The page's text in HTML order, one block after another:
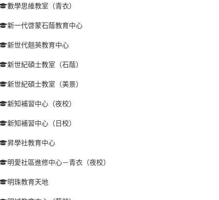
數學思維教室（青衣）
新一代啓蒙石蔭教育中心
新世代翹英教育中心
新世紀碩士教室（石蔭）
新世紀碩士教室（美景）
新知補習中心（夜校）
新知補習中心（日校）
昇學社教育中心
明愛社區進修中心－青衣（夜校）
明珠教育天地